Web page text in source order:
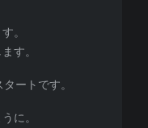
。
す。
ートです。
に。